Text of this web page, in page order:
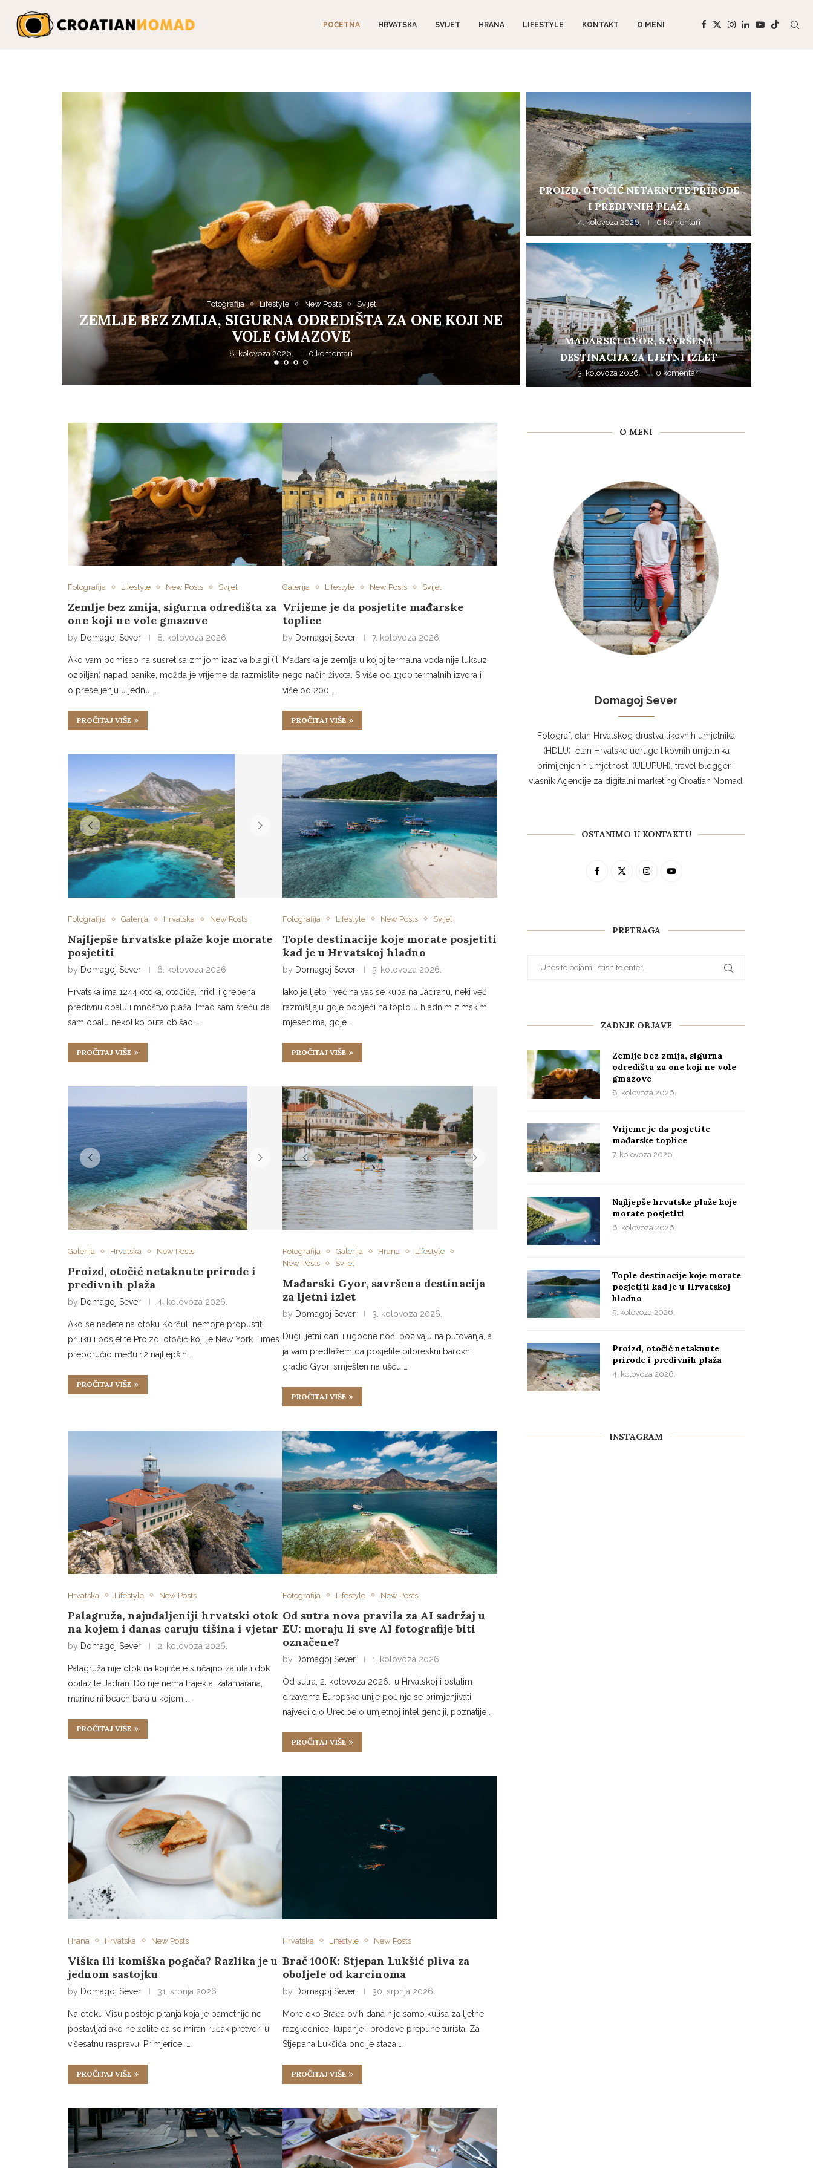
POČETNA HRVATSKA SVIJET HRANA LIFESTYLE KONTAKT O MENI
Galerija Lifestyle New Posts Svijet
VRIJEME JE DA POSJETITE MAĐARSKE TOPLICE
7. kolovoza 2026. 0 komentari
PROIZD, OTOČIĆ NETAKNUTE PRIRODE
I PREDIVNIH PLAŽA
4. kolovoza 2026. 0 komentari
MAĐARSKI GYOR, SAVRŠENA
DESTINACIJA ZA LJETNI IZLET
3. kolovoza 2026. 0 komentari
Fotografija Lifestyle New Posts Svijet
Zemlje bez zmija, sigurna odredišta za
one koji ne vole gmazove
by Domagoj Sever 8. kolovoza 2026.
Ako vam pomisao na susret sa zmijom izaziva blagi (ili
ozbiljan) napad panike, možda je vrijeme da razmislite
o preseljenju u jednu …
PROČITAJ VIŠE
Galerija Lifestyle New Posts Svijet
Vrijeme je da posjetite mađarske
toplice
by Domagoj Sever 7. kolovoza 2026.
Mađarska je zemlja u kojoj termalna voda nije luksuz
nego način života. S više od 1300 termalnih izvora i
više od 200 …
PROČITAJ VIŠE
Fotografija Galerija Hrvatska New Posts
Najljepše hrvatske plaže koje morate
posjetiti
by Domagoj Sever 6. kolovoza 2026.
Hrvatska ima 1244 otoka, otočića, hridi i grebena,
predivnu obalu i mnoštvo plaža. Imao sam sreću da
sam obalu nekoliko puta obišao …
PROČITAJ VIŠE
Fotografija Lifestyle New Posts Svijet
Tople destinacije koje morate posjetiti
kad je u Hrvatskoj hladno
by Domagoj Sever 5. kolovoza 2026.
Iako je ljeto i većina vas se kupa na Jadranu, neki već
razmišljaju gdje pobjeći na toplo u hladnim zimskim
mjesecima, gdje …
PROČITAJ VIŠE
Galerija Hrvatska New Posts
Proizd, otočić netaknute prirode i
predivnih plaža
by Domagoj Sever 4. kolovoza 2026.
Ako se nađete na otoku Korčuli nemojte propustiti
priliku i posjetite Proizd, otočić koji je New York Times
preporučio među 12 najljepših …
PROČITAJ VIŠE
Fotografija Galerija Hrana
Lifestyle
New Posts
Svijet
Mađarski Gyor, savršena destinacija
za ljetni izlet
by Domagoj Sever 3. kolovoza 2026.
Dugi ljetni dani i ugodne noći pozivaju na putovanja, a
ja vam predlažem da posjetite pitoreskni barokni
gradić Gyor, smješten na ušću …
PROČITAJ VIŠE
Hrvatska Lifestyle New Posts
Palagruža, najudaljeniji hrvatski otok
na kojem i danas caruju tišina i vjetar
by Domagoj Sever 2. kolovoza 2026.
Palagruža nije otok na koji ćete slučajno zalutati dok
obilazite Jadran. Do nje nema trajekta, katamarana,
marine ni beach bara u kojem …
PROČITAJ VIŠE
Fotografija Lifestyle New Posts
Od sutra nova pravila za AI sadržaj u
EU: moraju li sve AI fotografije biti
označene?
by Domagoj Sever 1. kolovoza 2026.
Od sutra, 2. kolovoza 2026., u Hrvatskoj i ostalim
državama Europske unije počinje se primjenjivati
najveći dio Uredbe o umjetnoj inteligenciji, poznatije …
PROČITAJ VIŠE
Hrana Hrvatska New Posts
Viška ili komiška pogača? Razlika je u
jednom sastojku
by Domagoj Sever 31. srpnja 2026.
Na otoku Visu postoje pitanja koja je pametnije ne
postavljati ako ne želite da se miran ručak pretvori u
višesatnu raspravu. Primjerice: …
PROČITAJ VIŠE
Hrvatska Lifestyle New Posts
Brač 100K: Stjepan Lukšić pliva za
oboljele od karcinoma
by Domagoj Sever 30. srpnja 2026.
More oko Brača ovih dana nije samo kulisa za ljetne
razglednice, kupanje i brodove prepune turista. Za
Stjepana Lukšića ono je staza …
PROČITAJ VIŠE
O MENI
Domagoj Sever
Fotograf, član Hrvatskog društva likovnih umjetnika
(HDLU), član Hrvatske udruge likovnih umjetnika
primijenjenih umjetnosti (ULUPUH), travel blogger i
vlasnik Agencije za digitalni marketing Croatian Nomad.
OSTANIMO U KONTAKTU
PRETRAGA
ZADNJE OBJAVE
Zemlje bez zmija, sigurna
odredišta za one koji ne vole
gmazove
8. kolovoza 2026.
Vrijeme je da posjetite
mađarske toplice
7. kolovoza 2026.
Najljepše hrvatske plaže koje
morate posjetiti
6. kolovoza 2026.
Tople destinacije koje morate
posjetiti kad je u Hrvatskoj
hladno
5. kolovoza 2026.
Proizd, otočić netaknute
prirode i predivnih plaža
4. kolovoza 2026.
INSTAGRAM